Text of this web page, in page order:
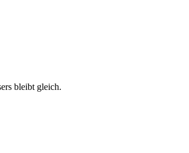
bleibt gleich.